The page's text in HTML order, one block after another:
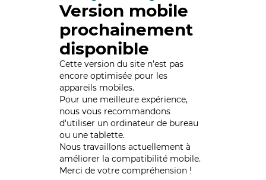
Version mobile
prochainement
disponible
Cette version du site n’est pas
encore optimisée pour les
appareils mobiles.
Pour une meilleure expérience,
nous vous recommandons
d'utiliser un ordinateur de bureau
ou une tablette.
Nous travaillons actuellement à
améliorer la compatibilité mobile.
Merci de votre compréhension !